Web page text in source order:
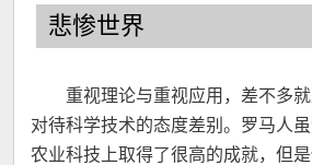
悲惨世界
重视理论与重视应用，差不多
对待科学技术的态度差别。罗马人
农业科技上取得了很高的成就，但